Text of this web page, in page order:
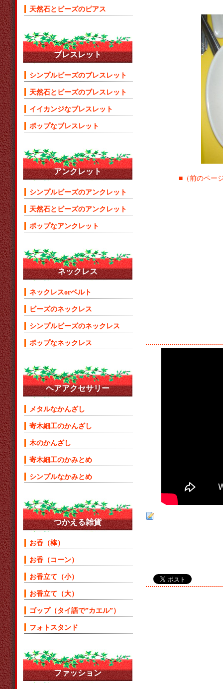
■（前のペー
天然石とビーズのピアス
ブレスレット
シンプルビーズのブレスレット
天然石とビーズのブレスレット
イイカンジなブレスレット
ポップなブレスレット
アンクレット
シンプルビーズのアンクレット
天然石とビーズのアンクレット
ポップなアンクレット
ネックレス
ネックレスorベルト
ビーズのネックレス
シンプルビーズのネックレス
ポップなネックレス
ヘアアクセサリー
メタルなかんざし
寄木細工のかんざし
木のかんざし
寄木細工のかみとめ
シンプルなかみとめ
つかえる雑貨
お香（棒）
お香（コーン）
お香立て（小）
お香立て（大）
ゴップ（タイ語で”カエル”）
フォトスタンド
ファッション